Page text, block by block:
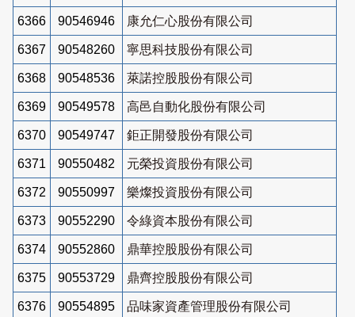
6366 90546946 康允仁心股份有限公司
6367 90548260 寧思科技股份有限公司
6368 90548536 萊諾控股股份有限公司
6369 90549578 高邑自動化股份有限公司
6370 90549747 鉅正開發股份有限公司
6371 90550482 元榮投資股份有限公司
6372 90550997 樂燦投資股份有限公司
6373 90552290 令綠資本股份有限公司
6374 90552860 鼎華控股股份有限公司
6375 90553729 鼎齊控股股份有限公司
6376 90554895 品味家資產管理股份有限公司